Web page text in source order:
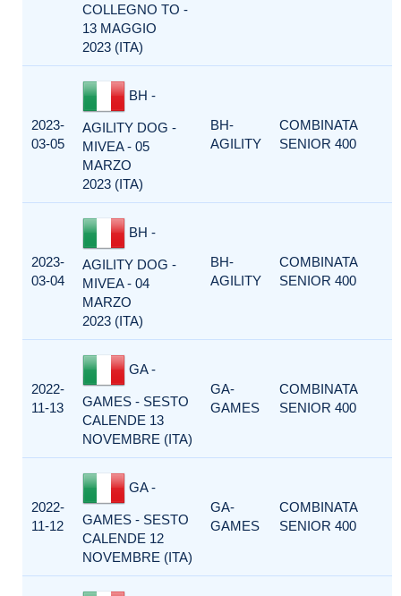
COLLEGNO TO -
13 MAGGIO
2023 (ITA)
2023-
03-05
BH -
AGILITY DOG -
MIVEA - 05
MARZO
2023 (ITA)
BH-
AGILITY
COMBINATA
SENIOR 400
2023-
03-04
BH -
AGILITY DOG -
MIVEA - 04
MARZO
2023 (ITA)
BH-
AGILITY
COMBINATA
SENIOR 400
2022-
11-13
GA -
GAMES - SESTO
CALENDE 13
NOVEMBRE (ITA)
GA-
GAMES
COMBINATA
SENIOR 400
2022-
11-12
GA -
GAMES - SESTO
CALENDE 12
NOVEMBRE (ITA)
GA-
GAMES
COMBINATA
SENIOR 400